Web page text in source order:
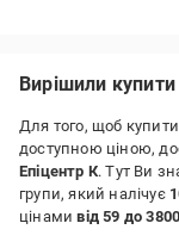
Вирішили
Для того, щоб
доступною ціною,
Епіцентр К. Тут Ви
групи, який налічує
цінамивід 59 до 3800